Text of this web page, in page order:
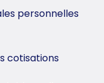
personnelles
cotisations